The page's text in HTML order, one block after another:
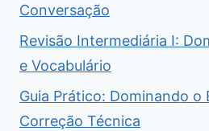
Conversação
Revisão Intermediária I:
e Vocabulário
Guia Prático: Dominando o
Correção Técnica